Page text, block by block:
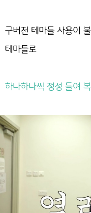
구버전 테마들 사용이
테마들로
하나하나씩 정성 들여